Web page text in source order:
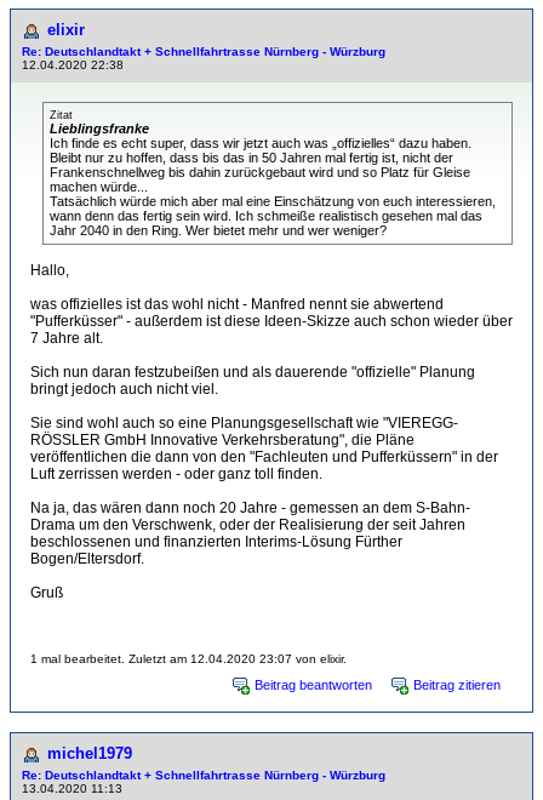
elixir
Re: Deutschlandtakt + Schnellfahrtrasse Nürnberg - Würzburg
12.04.2020 22:38
Zitat
Lieblingsfranke
Ich finde es echt super, dass wir jetzt auch was „offizielles“ dazu haben.
Bleibt nur zu hoffen, dass bis das in 50 Jahren mal fertig ist, nicht der
Frankenschnellweg bis dahin zurückgebaut wird und so Platz für Gleise
machen würde...
Tatsächlich würde mich aber mal eine Einschätzung von euch interessieren,
wann denn das fertig sein wird. Ich schmeiße realistisch gesehen mal das
Jahr 2040 in den Ring. Wer bietet mehr und wer weniger?
Hallo,
was offizielles ist das wohl nicht - Manfred nennt sie abwertend
"Pufferküsser" - außerdem ist diese Ideen-Skizze auch schon wieder über
7 Jahre alt.
Sich nun daran festzubeißen und als dauerende "offizielle" Planung
bringt jedoch auch nicht viel.
Sie sind wohl auch so eine Planungsgesellschaft wie "VIEREGG-
RÖSSLER GmbH Innovative Verkehrsberatung", die Pläne
veröffentlichen die dann von den "Fachleuten und Pufferküssern" in der
Luft zerrissen werden - oder ganz toll finden.
Na ja, das wären dann noch 20 Jahre - gemessen an dem S-Bahn-
Drama um den Verschwenk, oder der Realisierung der seit Jahren
beschlossenen und finanzierten Interims-Lösung Fürther
Bogen/Eltersdorf.
Gruß
1 mal bearbeitet. Zuletzt am 12.04.2020 23:07 von elixir.
Beitrag beantworten Beitrag zitieren
michel1979
Re: Deutschlandtakt + Schnellfahrtrasse Nürnberg - Würzburg
13.04.2020 11:13